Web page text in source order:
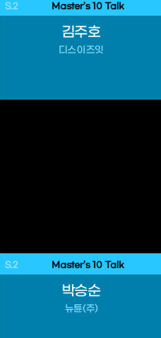
S.2 Master’s 10 Talk
김주호
디스이즈잇
S.2 Master’s 10 Talk
박승순
뉴튠(주)